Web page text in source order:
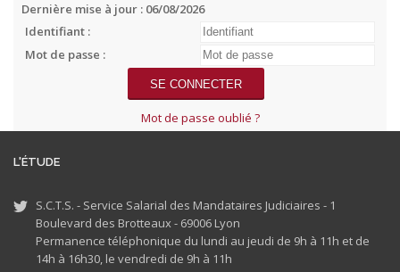
Dernière mise à jour : 06/08/2026
Identifiant :
Mot de passe :
Mot de passe oublié ?
L'ÉTUDE
S.C.T.S. - Service Salarial des Mandataires Judiciaires - 1
Boulevard des Brotteaux - 69006 Lyon
Permanence téléphonique du lundi au jeudi de 9h à 11h et de
14h à 16h30, le vendredi de 9h à 11h